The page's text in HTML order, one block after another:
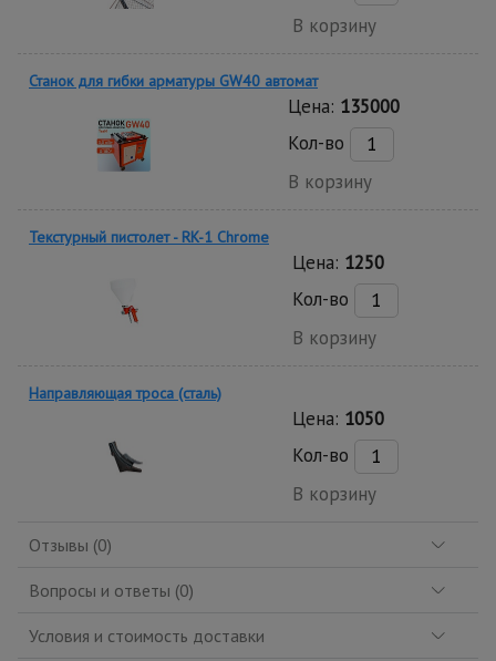
В корзину
Станок для гибки арматуры GW40 автомат
Цена: 135000
Кол-во
В корзину
Текстурный пистолет - RK-1 Chrome
Цена: 1250
Кол-во
В корзину
Направляющая троса (сталь)
Цена: 1050
Кол-во
В корзину
Отзывы (0)
Вопросы и ответы (0)
Условия и стоимость доставки